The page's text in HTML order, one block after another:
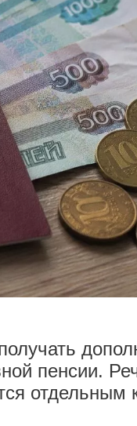
пенсии.
отдельным